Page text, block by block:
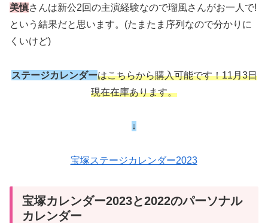
美慎さんは新公2回の主演経験なので瑠風さんがお一人で!
という結果だと思います。(たまたま序列なので分かりに
くいけど)
ステージカレンダーはこちらから購入可能です！11月3日
現在在庫あります。
↓
宝塚ステージカレンダー2023
宝塚カレンダー2023と2022のパーソナル
カレンダー